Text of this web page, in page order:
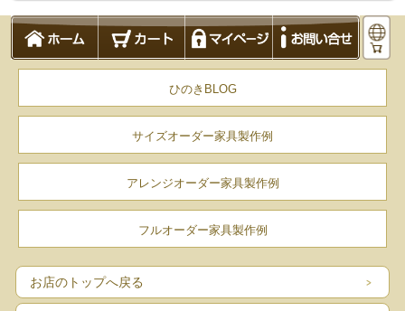
本体カラーは2色からお選びくださ
い。
コントラストが美しい「ライト色」
シックな装いの「ダーク色」
ひのきBLOG
サイズオーダー家具製作例
アレンジオーダー家具製作例
フルオーダー家具製作例
お店のトップへ戻る